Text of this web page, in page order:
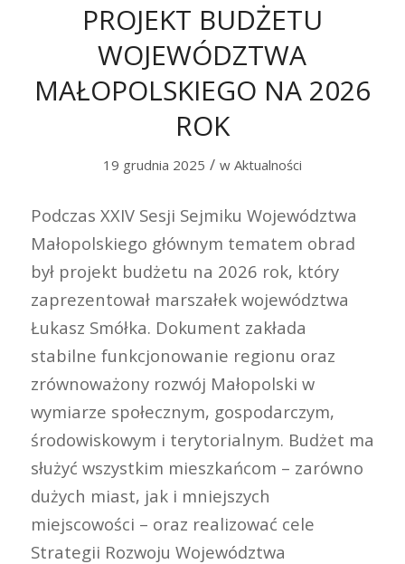
PROJEKT BUDŻETU
WOJEWÓDZTWA
MAŁOPOLSKIEGO NA 2026
ROK
19 grudnia 2025 / w Aktualności
Podczas XXIV Sesji Sejmiku Województwa
Małopolskiego głównym tematem obrad
był projekt budżetu na 2026 rok, który
zaprezentował marszałek województwa
Łukasz Smółka. Dokument zakłada
stabilne funkcjonowanie regionu oraz
zrównoważony rozwój Małopolski w
wymiarze społecznym, gospodarczym,
środowiskowym i terytorialnym. Budżet ma
służyć wszystkim mieszkańcom – zarówno
dużych miast, jak i mniejszych
miejscowości – oraz realizować cele
Strategii Rozwoju Województwa